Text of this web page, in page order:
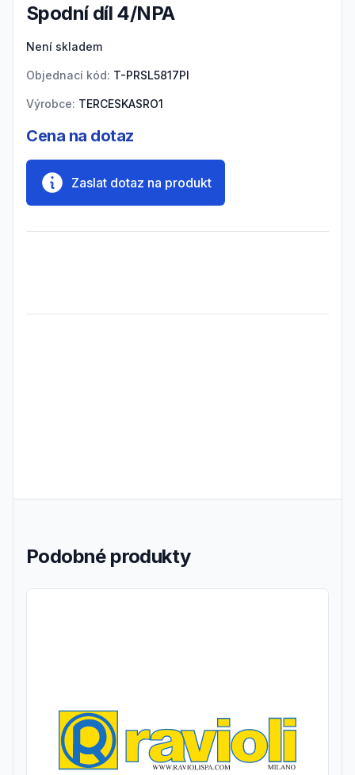
spodní díl 4/NPA
Není skladem
Objednací kód: T-PRSL5817PI
Výrobce: TERCESKASRO1
Cena na dotaz
Zaslat dotaz na produkt
Podobné produkty